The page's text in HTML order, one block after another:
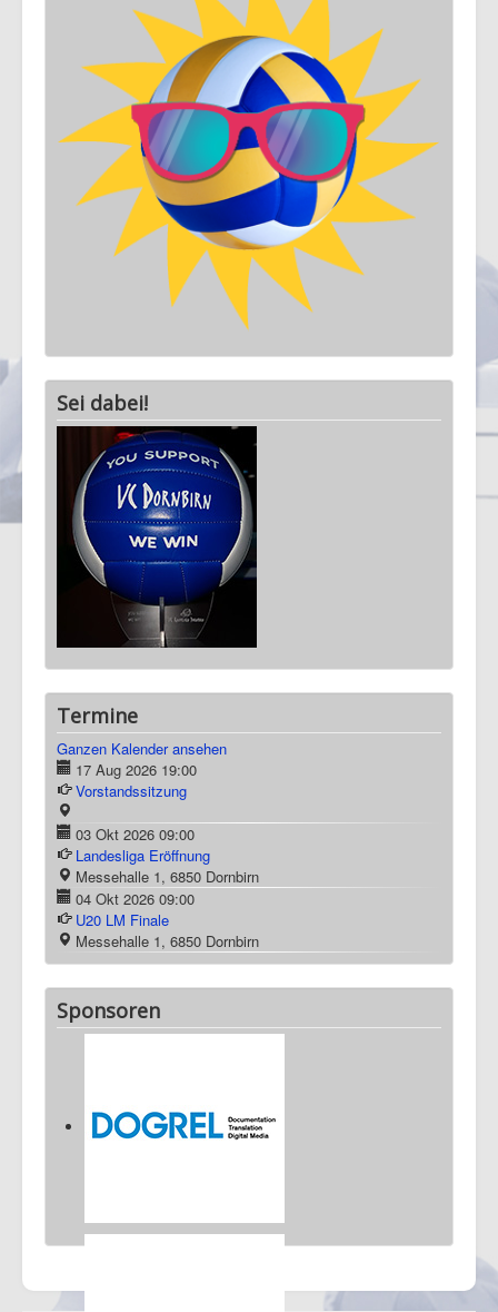
Sei dabei!
Termine
Ganzen Kalender ansehen
17 Aug 2026 19:00
Vorstandssitzung
03 Okt 2026 09:00
Landesliga Eröffnung
Messehalle 1, 6850 Dornbirn
04 Okt 2026 09:00
U20 LM Finale
Messehalle 1, 6850 Dornbirn
Sponsoren